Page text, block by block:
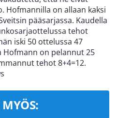
Hofmannilla on allaan kaksi
pääsarjassa. Kaudella
tehot
iski 50 ottelussa 47
Hofmann on pelannut 25
tehot 8+4=12.
MYÖS: